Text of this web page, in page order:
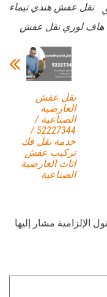
نقل عفش هندي تيماء
هاف لوري نقل عفش
نقل عفش
العارضية
الصناعية /
52227344 /
خدمة نقل فك
تركيب عفش
اثاث العارضية
الصناعية
الإلزامية مشار إليها